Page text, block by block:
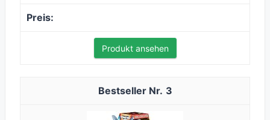
Produkt ansehen
3